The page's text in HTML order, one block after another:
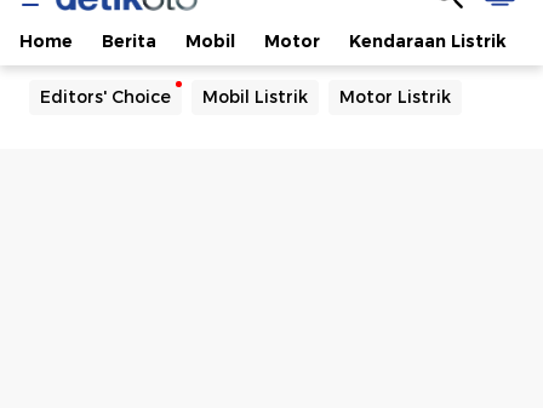
Home Berita Mobil Motor Kendaraan Listrik
Editors' Choice Mobil Listrik Motor Listrik